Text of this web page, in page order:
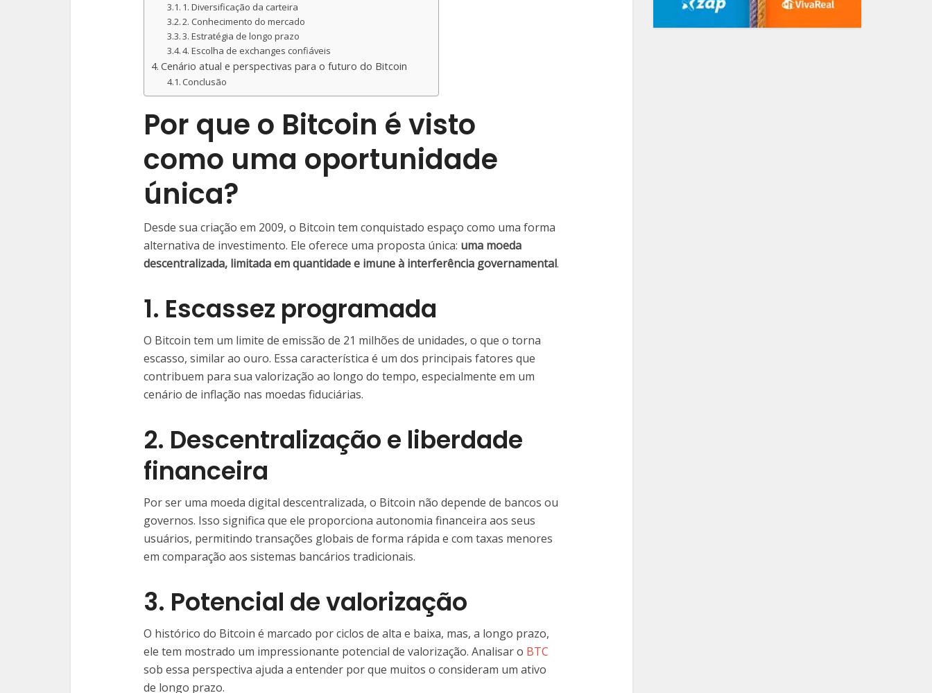
1. Diversificação da carteira
2. Conhecimento do mercado
3. Estratégia de longo prazo
4. Escolha de exchanges confiáveis
Cenário atual e perspectivas para o futuro do Bitcoin
Conclusão
Por que o Bitcoin é visto
como uma oportunidade
única?
Desde sua criação em 2009, o Bitcoin tem conquistado espaço como uma forma
alternativa de investimento. Ele oferece uma proposta única: uma moeda
descentralizada, limitada em quantidade e imune à interferência governamental.
1. Escassez programada
O Bitcoin tem um limite de emissão de 21 milhões de unidades, o que o torna
escasso, similar ao ouro. Essa característica é um dos principais fatores que
contribuem para sua valorização ao longo do tempo, especialmente em um
cenário de inflação nas moedas fiduciárias.
2. Descentralização e liberdade
financeira
Por ser uma moeda digital descentralizada, o Bitcoin não depende de bancos ou
governos. Isso significa que ele proporciona autonomia financeira aos seus
usuários, permitindo transações globais de forma rápida e com taxas menores
em comparação aos sistemas bancários tradicionais.
3. Potencial de valorização
O histórico do Bitcoin é marcado por ciclos de alta e baixa, mas, a longo prazo,
ele tem mostrado um impressionante potencial de valorização. Analisar o BTC
sob essa perspectiva ajuda a entender por que muitos o consideram um ativo
de longo prazo.